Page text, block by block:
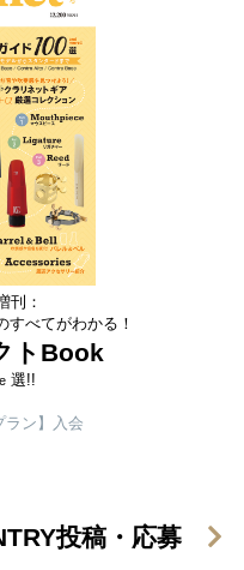
刊：
べてがわかる！
トBook
選!!
ラン】入会
投稿・応募